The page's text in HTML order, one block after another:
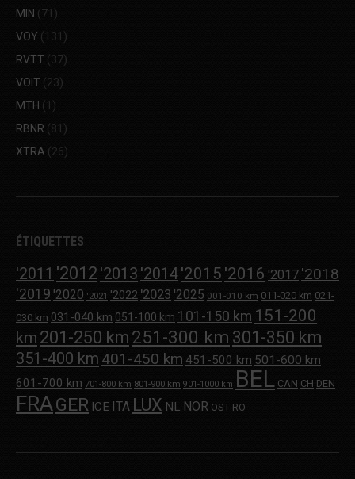
MIN (71)
VOY (131)
RVTT (37)
VOIT (23)
MTH (1)
RBNR (81)
XTRA (26)
ÉTIQUETTES
'2011 '2012 '2013 '2014'2015 '2016 '2017 '2018
'2019 '2020 '2021 '2022 '2023 '2025 001-010 km 011-020 km 021-
030 km 031-040 km 051-100 km 101-150 km 151-200
km 201-250 km 251-300 km 301-350 km
351-400 km 401-450 km 451-500 km 501-600 km
601-700 km 701-800 km 801-900 km 901-1000 km BEL CAN CH DEN
FRAGER ICE ITA LUX NL NOR OST RO